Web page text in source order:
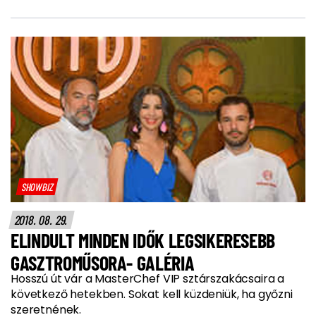
SHOWBIZ
2018. 08. 29.
ELINDULT MINDEN IDŐK LEGSIKERESEBB
GASZTROMŰSORA- GALÉRIA
Hosszú út vár a MasterChef VIP sztárszakácsaira a
következő hetekben. Sokat kell küzdeniük, ha győzni
szeretnének.